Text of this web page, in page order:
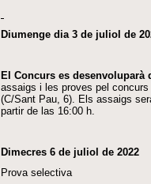
Diumenge dia 3 de juliol de
El Concurs es
assaigs i les proves pel concurs
(C/Sant Pau, 6). Els assaigs
partir de las 16:00 h.
Dimecres 6 de juliol de 2022
Prova selectiva